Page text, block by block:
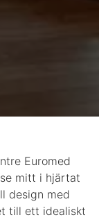
Euromed
mitt i hjärtat
design med
till ett idealiskt